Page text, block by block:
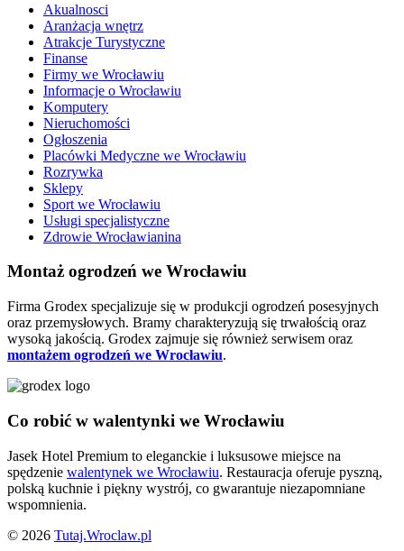
Akualnosci
Aranżacja wnętrz
Atrakcje Turystyczne
Finanse
Firmy we Wrocławiu
Informacje o Wrocławiu
Komputery
Nieruchomości
Ogłoszenia
Placówki Medyczne we Wrocławiu
Rozrywka
Sklepy
Sport we Wrocławiu
Usługi specjalistyczne
Zdrowie Wrocławianina
Montaż ogrodzeń we Wrocławiu
Firma Grodex specjalizuje się w produkcji ogrodzeń posesyjnych
oraz przemysłowych. Bramy charakteryzują się trwałością oraz
wysoką jakością. Grodex zajmuje się również serwisem oraz
montażem ogrodzeń we Wrocławiu.
Co robić w walentynki we Wrocławiu
Jasek Hotel Premium to eleganckie i luksusowe miejsce na
spędzenie walentynek we Wrocławiu. Restauracja oferuje pyszną,
polską kuchnie i piękny wystrój, co gwarantuje niezapomniane
wspomnienia.
© 2026 Tutaj.Wroclaw.pl